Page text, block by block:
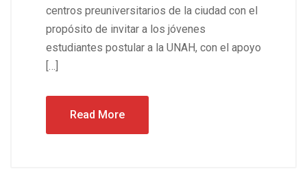
centros preuniversitarios de la ciudad con el
propósito de invitar a los jóvenes
estudiantes postular a la UNAH, con el apoyo
[…]
Read More